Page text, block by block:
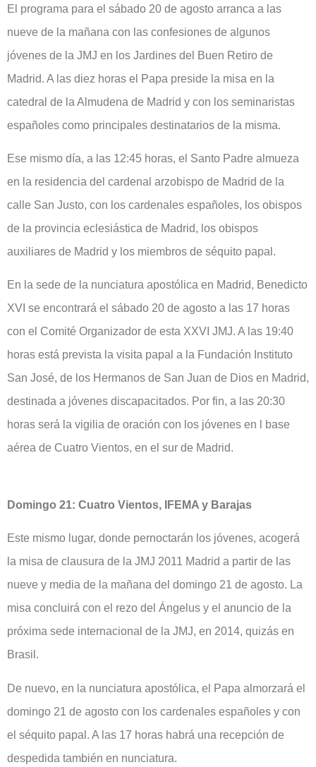
El programa para el sábado 20 de agosto arranca a las
nueve de la mañana con las confesiones de algunos
jóvenes de la JMJ en los Jardines del Buen Retiro de
Madrid. A las diez horas el Papa preside la misa en la
catedral de la Almudena de Madrid y con los seminaristas
españoles como principales destinatarios de la misma.
Ese mismo día, a las 12:45 horas, el Santo Padre almueza
en la residencia del cardenal arzobispo de Madrid de la
calle San Justo, con los cardenales españoles, los obispos
de la provincia eclesiástica de Madrid, los obispos
auxiliares de Madrid y los miembros de séquito papal.
En la sede de la nunciatura apostólica en Madrid, Benedicto
XVI se encontrará el sábado 20 de agosto a las 17 horas
con el Comité Organizador de esta XXVI JMJ. A las 19:40
horas está prevista la visita papal a la Fundación Instituto
San José, de los Hermanos de San Juan de Dios en Madrid,
destinada a jóvenes discapacitados. Por fin, a las 20:30
horas será la vigilia de oración con los jóvenes en l base
aérea de Cuatro Vientos, en el sur de Madrid.
Domingo 21: Cuatro Vientos, IFEMA y Barajas
Este mismo lugar, donde pernoctarán los jóvenes, acogerá
la misa de clausura de la JMJ 2011 Madrid a partir de las
nueve y media de la mañana del domingo 21 de agosto. La
misa concluirá con el rezo del Ángelus y el anuncio de la
próxima sede internacional de la JMJ, en 2014, quizás en
Brasil.
De nuevo, en la nunciatura apostólica, el Papa almorzará el
domingo 21 de agosto con los cardenales españoles y con
el séquito papal. A las 17 horas habrá una recepción de
despedida también en nunciatura.